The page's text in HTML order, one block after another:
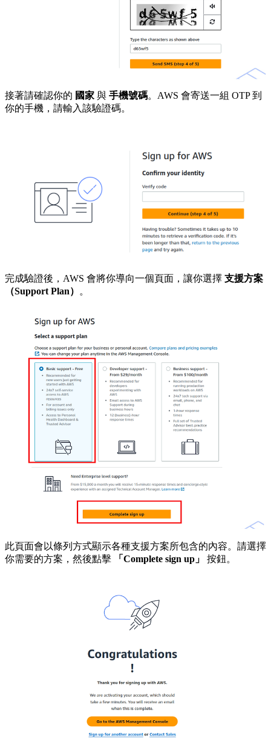
接著請確認你的 國家 與 手機號碼。AWS 會寄送一組 OTP 到
你的手機，請輸入該驗證碼。
完成驗證後，AWS 會將你導向一個頁面，讓你選擇 支援方案
（Support Plan）
。
此頁面會以條列方式顯示各種支援方案所包含的內容。請選擇
你需要的方案，然後點擊
「Complete sign up」 按鈕。